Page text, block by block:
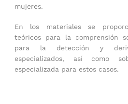
mujeres.
En los materiales se
teóricos para la comprensión
para la detección y
especializados, así como
especializada para estos casos.